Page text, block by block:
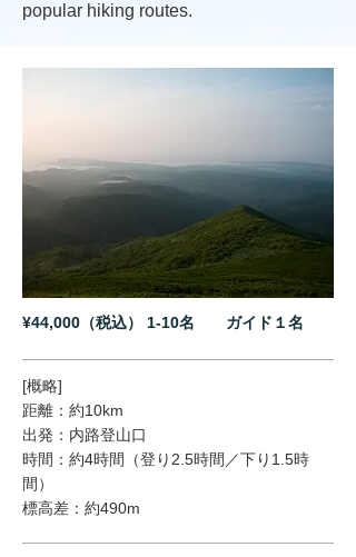
popular hiking routes.
¥44,000（税込） 1-10名 ガイド１名
[概略]
距離：約10km
出発：内路登山口
時間：約4時間（登り2.5時間／下り1.5時
間）
標高差：約490m